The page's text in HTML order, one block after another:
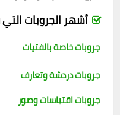
أشهر الجروبات
جروبات خاصة بالفتيات
جروبات دردشة وتعارف
جروبات اقتباسات وصور